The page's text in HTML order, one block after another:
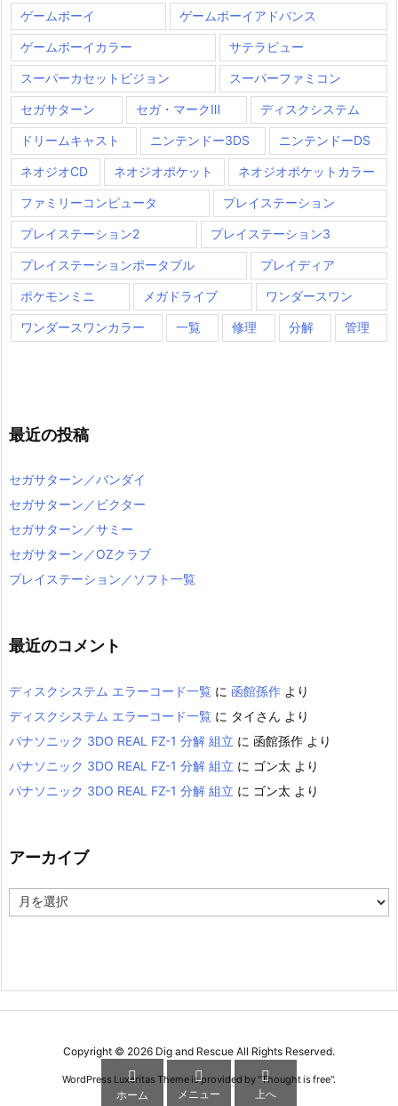
ゲームボーイ ゲームボーイアドバンス
ゲームボーイカラー サテラビュー
スーパーカセットビジョン スーパーファミコン
セガサターン セガ・マークⅢ ディスクシステム
ドリームキャスト ニンテンドー3DS ニンテンドーDS
ネオジオCD ネオジオポケット ネオジオポケットカラー
ファミリーコンピュータ プレイステーション
プレイステーション2 プレイステーション3
プレイステーションポータブル プレイディア
ポケモンミニ メガドライブ ワンダースワン
ワンダースワンカラー 一覧 修理 分解 管理
最近の投稿
セガサターン／バンダイ
セガサターン／ビクター
セガサターン／サミー
セガサターン／OZクラブ
プレイステーション／ソフト一覧
最近のコメント
ディスクシステム エラーコード一覧 に 函館孫作 より
ディスクシステム エラーコード一覧 に タイさん より
パナソニック 3DO REAL FZ-1 分解 組立 に 函館孫作 より
パナソニック 3DO REAL FZ-1 分解 組立 に ゴン太 より
パナソニック 3DO REAL FZ-1 分解 組立 に ゴン太 より
アーカイブ
ー
Copyright © 2026 Dig and Rescue All Rights Reserved.
WordPress Luxeritas Theme is provided by "Thought is free".

ホーム

メニュー

上へ